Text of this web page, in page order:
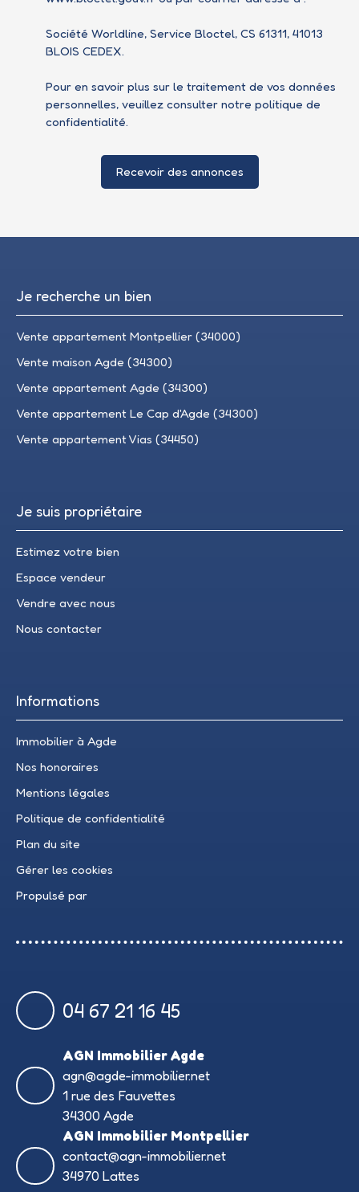
Société Worldline, Service Bloctel, CS 61311, 41013
BLOIS CEDEX.
Pour en savoir plus sur le traitement de vos données
personnelles, veuillez consulter notre politique de
confidentialité.
Recevoir des annonces
Je recherche un bien
Vente appartement Montpellier (34000)
Vente maison Agde (34300)
Vente appartement Agde (34300)
Vente appartement Le Cap d'Agde (34300)
Vente appartement Vias (34450)
Je suis propriétaire
Estimez votre bien
Espace vendeur
Vendre avec nous
Nous contacter
Informations
Immobilier à Agde
Nos honoraires
Mentions légales
Politique de confidentialité
Plan du site
Gérer les cookies
Propulsé par
04 67 21 16 45
AGN Immobilier Agde
agn@agde-immobilier.net
1 rue des Fauvettes
34300 Agde
AGN Immobilier Montpellier
contact@agn-immobilier.net
34970 Lattes